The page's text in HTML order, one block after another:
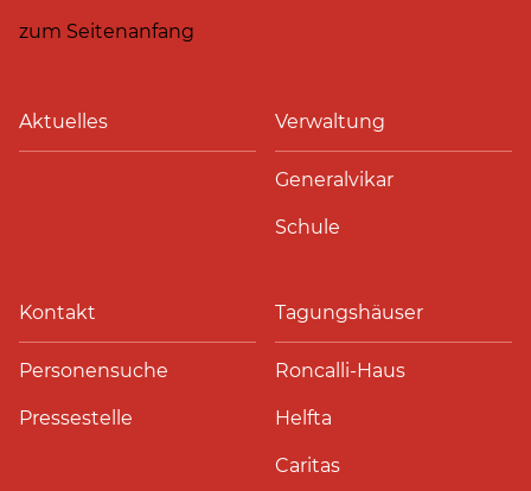
zum Seitenanfang
Aktuelles Verwaltung
Generalvikar
Schule
Kontakt
Personensuche
Pressestelle
Tagungshäuser
Roncalli-Haus
Helfta
Caritas